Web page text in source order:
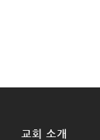
교회 소개